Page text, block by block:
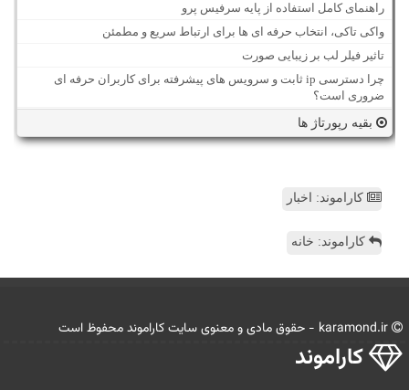
راهنمای کامل استفاده از پایه سرفیس پرو
واکی تاکی، انتخاب حرفه ای ها برای ارتباط سریع و مطمئن
تاثیر فیلر لب بر زیبایی صورت
چرا دسترسی ip ثابت و سرویس های پیشرفته برای کاربران حرفه ای
ضروری است؟
بقیه رپورتاژ ها
کاراموند: اخبار
کاراموند: خانه
كاراموند